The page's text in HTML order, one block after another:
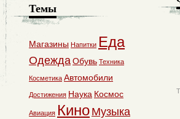
Темы
Магазины Напитки Еда
ОдеждаОбувь Техника
Косметика Автомобили
Достижения Наука Космос
Авиация Кино Музыка